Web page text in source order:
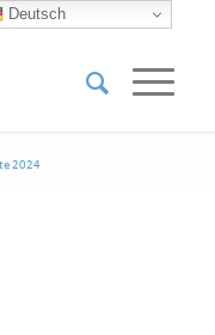
2024
Deutsch